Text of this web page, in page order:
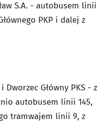
S.A. - autobusem linii
PKP i dalej z
Dworzec Główny PKS - z
autobusem linii 145,
tramwajem linii 9, z